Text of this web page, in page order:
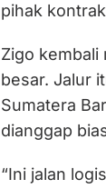
pihak
Zigo kembali
besar. Jalur
Sumatera
dianggap
“Ini jalan